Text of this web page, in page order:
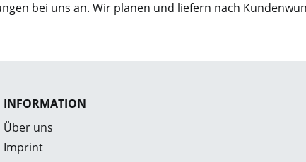
bei uns an. Wir planen und liefern nach
INFORMATION
Über uns
Imprint